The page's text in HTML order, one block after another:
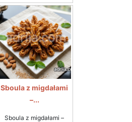
Sboula z migdałami
–...
Sboula z migdałami –